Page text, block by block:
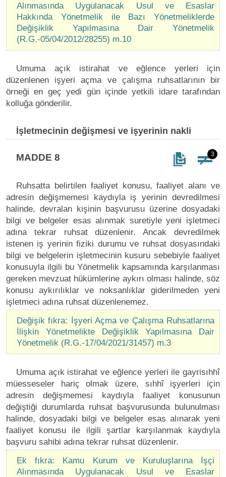
Alınmasında Uygulanacak Usul ve Esaslar
Hakkında Yönetmelik ile Bazı Yönetmeliklerde
Değişiklik Yapılmasına Dair Yönetmelik
(R.G.-05/04/2012/28255) m.10
Umuma açık istirahat ve eğlence yerleri için
düzenlenen işyeri açma ve çalışma ruhsatlarının bir
örneği en geç yedi gün içinde yetkili idare tarafından
kolluğa gönderilir.
İşletmecinin değişmesi ve işyerinin nakli
MADDE 8 3
Ruhsatta belirtilen faaliyet konusu, faaliyet alanı ve
adresin değişmemesi kaydıyla iş yerinin devredilmesi
halinde, devralan kişinin başvurusu üzerine dosyadaki
bilgi ve belgeler esas alınmak suretiyle yeni işletmeci
adına tekrar ruhsat düzenlenir. Ancak devredilmek
istenen iş yerinin fiziki durumu ve ruhsat dosyasındaki
bilgi ve belgelerin işletmecinin kusuru sebebiyle faaliyet
konusuyla ilgili bu Yönetmelik kapsamında karşılanması
gereken mevzuat hükümlerine aykırı olması halinde, söz
konusu aykırılıklar ve noksanlıklar giderilmeden yeni
işletmeci adına ruhsat düzenlenemez.
Değişik fıkra: İşyeri Açma ve Çalışma Ruhsatlarına
İlişkin Yönetmelikte Değişiklik Yapılmasına Dair
Yönetmelik (R.G.-17/04/2021/31457) m.3
Umuma açık istirahat ve eğlence yerleri ile gayrisıhhî
müesseseler hariç olmak üzere, sıhhî işyerleri için
adresin değişmemesi kaydıyla faaliyet konusunun
değiştiği durumlarda ruhsat başvurusunda bulunulması
halinde, dosyadaki bilgi ve belgeler esas alınarak yeni
faaliyet konusu ile ilgili şartlar karşılanmak kaydıyla
başvuru sahibi adına tekrar ruhsat düzenlenir.
Ek fıkra: Kamu Kurum ve Kuruluşlarına İşçi
Alınmasında Uygulanacak Usul ve Esaslar